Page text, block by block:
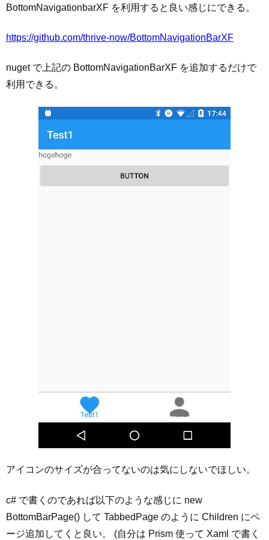
BottomNavigationbarXF を利用すると良い感じにできる。
https://github.com/thrive-now/BottomNavigationBarXF
nuget で上記の BottomNavigationBarXF を追加するだけで
利用できる。
アイコンのサイズが合ってないのは気にしないでほしい。
c# で書くのであれば以下のような感じに new
BottomBarPage() して TabbedPage のように Children にペ
ージ追加してくと良い。 (自分は Prism 使って Xaml で書く